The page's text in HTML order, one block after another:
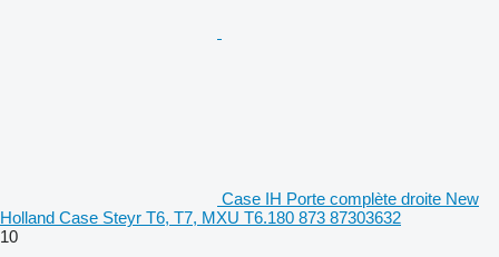
Case IH Porte complète droite New
Holland Case Steyr T6, T7, MXU T6.180 873 87303632
10